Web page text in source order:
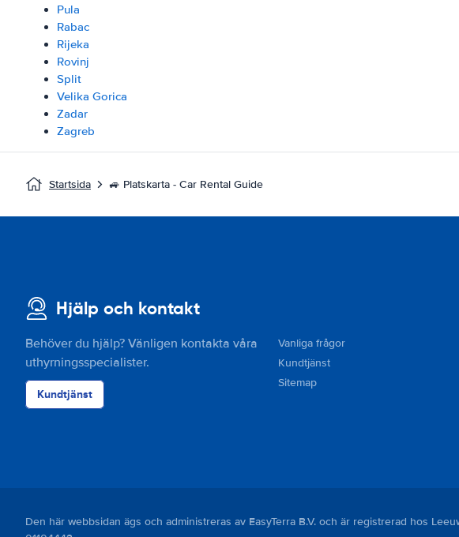
Pula
Rabac
Rijeka
Rovinj
Split
Velika Gorica
Zadar
Zagreb
Startsida 🚙 Platskarta - Car Rental Guide
Hjälp och kontakt
Behöver du hjälp? Vänligen kontakta våra
uthyrningsspecialister.
Kundtjänst
Vanliga frågor
Kundtjänst
Sitemap
Den här webbsidan ägs och administreras av EasyTerra B.V. och är registrerad hos